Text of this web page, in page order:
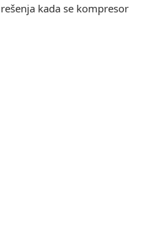
kada se kompresor